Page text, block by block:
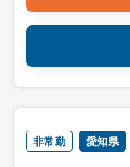
非常勤 愛知県